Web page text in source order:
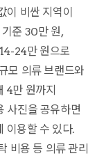
이 비싼 지역이
준 30만 원,
24만 원으로
모 의류 브랜드와
4만 원까지
사진을 공유하면
이용할 수 있다.
비용 등 의류 관리